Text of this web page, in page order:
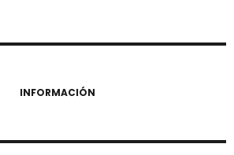
INFORMACIÓN